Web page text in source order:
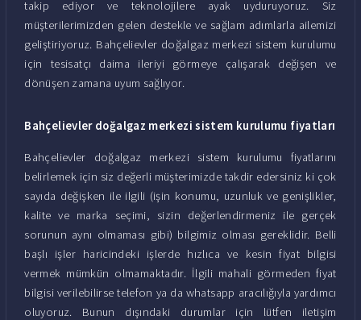
takip ediyor ve teknolojilere ayak uyduruyoruz. Siz
müşterilerimizden gelen destekle ve sağlam adımlarla ailemizi
geliştiriyoruz. Bahçelievler doğalgaz merkezi sistem kurulumu
için tesisatçı daima ileriyi görmeye çalışarak değişen ve
dönüşen zamana uyum sağlıyor.
Bahçelievler doğalgaz merkezi sistem kurulumu fiyatları
Bahçelievler doğalgaz merkezi sistem kurulumu fiyatlarını
belirlemek için siz değerli müşterimizde takdir edersiniz ki çok
sayıda değişken ile ilgili (işin konumu, uzunluk ve genişlikler,
kalite ve marka seçimi, sizin değerlendirmeniz ile gerçek
sorunun aynı olmaması gibi) bilgimiz olması gereklidir. Belli
başlı işler haricindeki işlerde hızlıca ve kesin fiyat bilgisi
vermek mümkün olmamaktadır. İlgili mahali görmeden fiyat
bilgisi verilebilirse telefon ya da whatsapp aracılığıyla yardımcı
oluyoruz. Bunun dışındaki durumlar için lütfen iletişim